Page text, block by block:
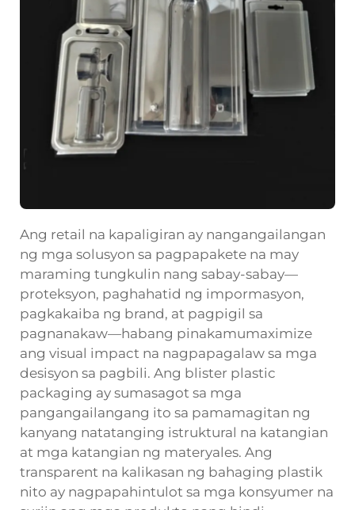
Ang retail na kapaligiran ay nangangailangan
ng mga solusyon sa pagpapakete na may
maraming tungkulin nang sabay-sabay—
proteksyon, paghahatid ng impormasyon,
pagkakaiba ng brand, at pagpigil sa
pagnanakaw—habang pinakamumaximize
ang visual impact na nagpapagalaw sa mga
desisyon sa pagbili. Ang blister plastic
packaging ay sumasagot sa mga
pangangailangang ito sa pamamagitan ng
kanyang natatanging istruktural na katangian
at mga katangian ng materyales. Ang
transparent na kalikasan ng bahaging plastik
nito ay nagpapahintulot sa mga konsyumer na